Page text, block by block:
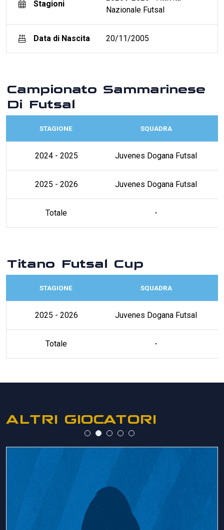
Stagioni
Nazionale Futsal
Data di Nascita 20/11/2005
Campionato Sammarinese
Di Futsal
STAGIONE SQUADRA
2024 - 2025 Juvenes Dogana Futsal
2025 - 2026 Juvenes Dogana Futsal
Totale -
Titano Futsal Cup
STAGIONE SQUADRA
2025 - 2026 Juvenes Dogana Futsal
Totale -
ALTRI GIOCATORI